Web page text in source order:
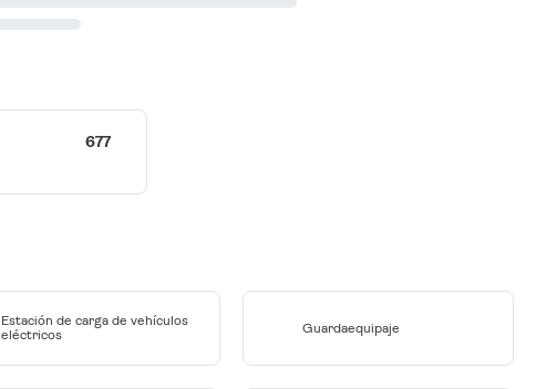
677
Estación de carga de vehículos
eléctricos
Guardaequipaje